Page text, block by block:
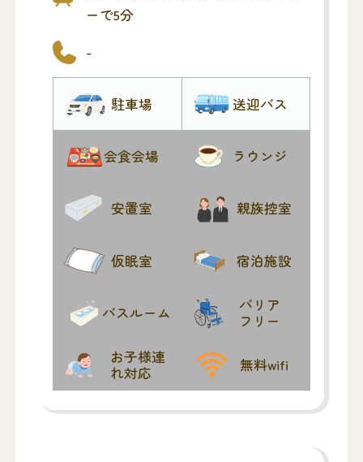
ーで5分
-
駐車場 送迎バス
会食会場 ラウンジ
安置室 親族控室
仮眠室 宿泊施設
バスルーム
バリア
フリー
お子様連
れ対応
無料wifi